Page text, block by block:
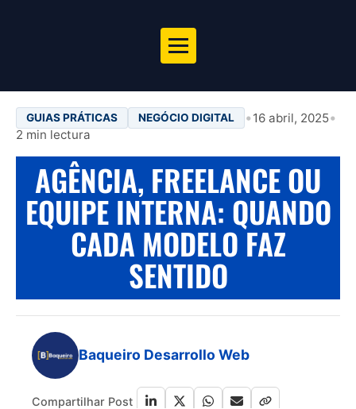
GUIAS PRÁTICAS NEGÓCIO DIGITAL • 16 abril, 2025•
2 min lectura
AGÊNCIA, FREELANCE OU
EQUIPE INTERNA: QUANDO
CADA MODELO FAZ
SENTIDO
Baqueiro Desarrollo Web
Compartilhar Post